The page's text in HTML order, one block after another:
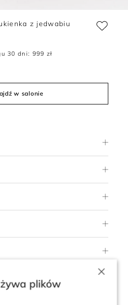
z jedwabiu
30 dni: 999 zł
w salonie
×
plików